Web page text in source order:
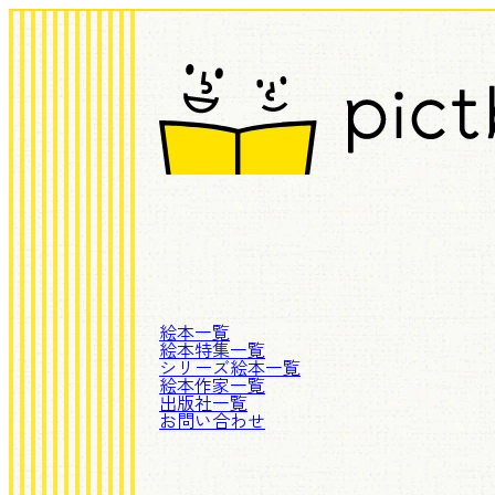
絵本一覧
絵本特集一覧
シリーズ絵本一覧
絵本作家一覧
出版社一覧
お問い合わせ